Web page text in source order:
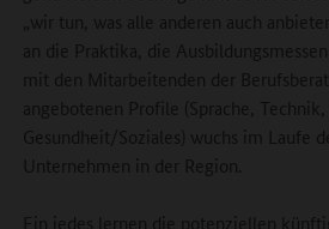
„wir tun, was alle anderen auch
an die Praktika, die
mit den Mitarbeitenden der
angebotenen Profile (Sprache,
Gesundheit/Soziales) wuchs im Laufe
Unternehmen in der Region.
Ein jedes lernen die potenziellen